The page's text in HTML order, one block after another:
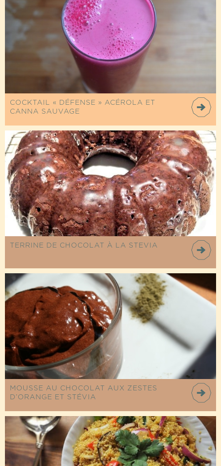
COCKTAIL « DÉFENSE » ACÉROLA ET
CANNA SAUVAGE
TERRINE DE CHOCOLAT À LA STEVIA
MOUSSE AU CHOCOLAT AUX ZESTES
D’ORANGE ET STÉVIA